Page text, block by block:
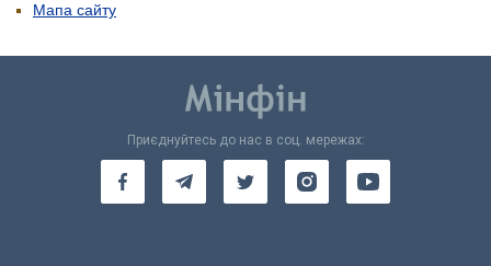
Мапа сайту
Приєднуйтесь до нас в соц. мережах: